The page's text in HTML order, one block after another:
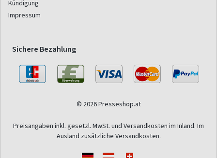
Kündigung
Impressum
Sichere Bezahlung
© 2026 Presseshop.at
Preisangaben inkl. gesetzl. MwSt. und Versandkosten im Inland. Im
Ausland zusätzliche Versandkosten.